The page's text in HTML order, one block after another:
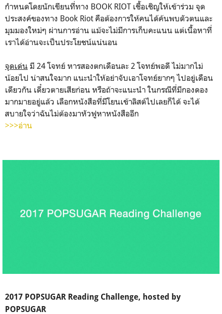
กำหนดโดยนักเขียนที่ทาง BOOK RIOT เชื้อเชิญให้เข้าร่วม จุด
ประสงค์ของทาง Book Riot คือต้องการให้คนได้ค้นพบตัวตนและ
มุมมองใหม่ๆ ผ่านการอ่าน แม้จะไม่มีการเก็บคะแนน แต่เนื้อหาที่
เราได้อ่านจะเป็นประโยชน์แน่นอน
จุดเด่น มี 24 โจทย์ หารสองตกเดือนละ 2 โจทย์พอดี ไม่มากไม่
น้อยไป น่าสนใจมาก แนะนำให้อย่าจับเอาโจทย์ยากๆ ไปอยู่เดือน
เดียวกัน เดี๋ยวตายเสียก่อน หรือถ้าจะแนะนำ ในกรณีที่มีกองดอง
มากมายอยู่แล้ว เลือกหนังสือที่มีโยนเข้าลิสต์ไปเลยก็ได้ จะได้
สบายใจว่าฉันไม่ต้องมาหัวฟูหาหนังสืออีก
>>>อ่าน
2017 POPSUGAR Reading Challenge, hosted by
POPSUGAR